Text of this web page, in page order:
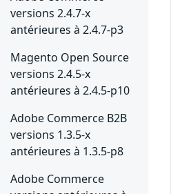
versions 2.4.7-x
antérieures à 2.4.7-p3
Magento Open Source
versions 2.4.5-x
antérieures à 2.4.5-p10
Adobe Commerce B2B
versions 1.3.5-x
antérieures à 1.3.5-p8
Adobe Commerce